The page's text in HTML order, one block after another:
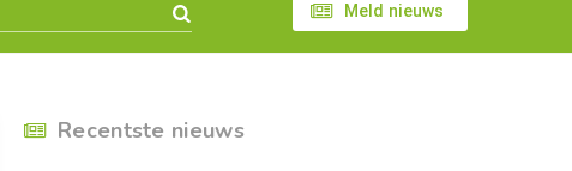
Meld nieuws
Recentste nieuws